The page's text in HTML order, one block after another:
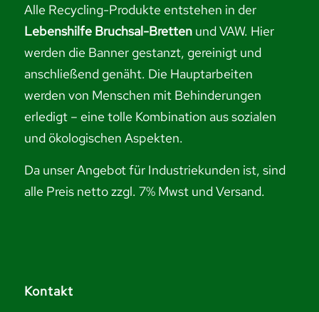
Alle Recycling-Produkte entstehen in der
Lebenshilfe Bruchsal-Bretten und VAW. Hier
werden die Banner gestanzt, gereinigt und
anschließend genäht. Die Hauptarbeiten
werden von Menschen mit Behinderungen
erledigt – eine tolle Kombination aus sozialen
und ökologischen Aspekten.
Da unser Angebot für Industriekunden ist, sind
alle Preis netto zzgl. 7% Mwst und Versand.
Kontakt